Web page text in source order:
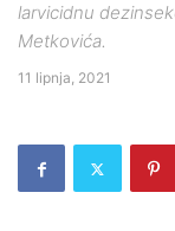
larvicidnu
Metkovića.
11 lipnja, 2021